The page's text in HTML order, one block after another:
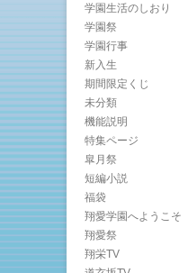
学園生活のしおり
学園祭
学園行事
新入生
期間限定くじ
未分類
機能説明
特集ページ
皐月祭
短編小説
福袋
翔愛学園へようこそ
翔愛祭
翔栄TV